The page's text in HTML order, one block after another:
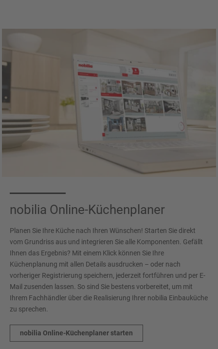
nobilia Online-Küchenplaner
Planen Sie Ihre Küche nach Ihren Wünschen! Starten Sie direkt
vom Grundriss aus und integrieren Sie alle Komponenten. Gefällt
Ihnen das Ergebnis? Mit einem Klick können Sie Ihre
Küchenplanung mit allen Details ausdrucken – oder nach
vorheriger Registrierung speichern, jederzeit fortführen und per E-
Mail zusenden lassen. So sind Sie bestens vorbereitet, um mit
Ihrem Fachhändler über die Realisierung Ihrer nobilia Einbauküche
zu sprechen.
nobilia Online-Küchenplaner starten